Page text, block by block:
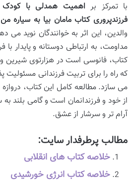
با تمرکز بر اهمیت همدلی با کودک
فرزندپروری کتاب مامان بیا به سیاره من
والدین، این اثر به خوانندگان نوید می
مداومت، به ارتباطی دوستانه و پایدار
کتاب، فانوسی است در هزارتوی شیرین
که راه را برای تربیت فرزندانی
می سازد. مطالعه کامل این کتاب،
از خود و فرزندانمان است و گامی بلند
آرام تر و سرشار از عشق.
مطالب پرطرفدار سایت:
خلاصه کتاب های انقلابی
خلاصه کتاب انرژی خورشیدی